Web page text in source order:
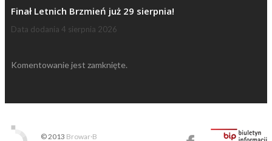
Finał Letnich Brzmień już 29 sierpnia!
Data dodania 4 sierpnia 2026
Komentowanie jest zamknięte.
© 2013 Browar·B